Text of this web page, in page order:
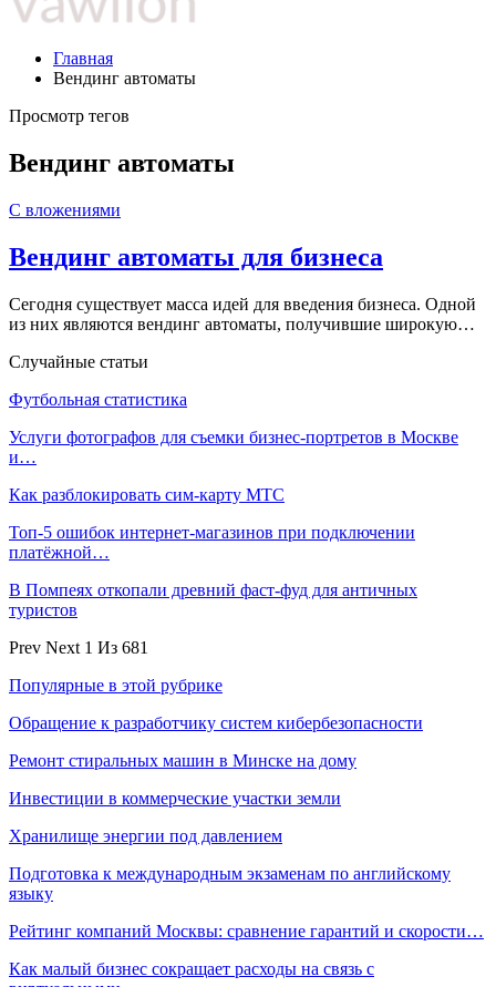
Главная
Вендинг автоматы
Просмотр тегов
Вендинг автоматы
С вложениями
Вендинг автоматы для бизнеса
Сегодня существует масса идей для введения бизнеса. Одной
из них являются вендинг автоматы, получившие широкую…
Случайные статьи
Футбольная статистика
Услуги фотографов для съемки бизнес-портретов в Москве
и…
Как разблокировать сим-карту МТС
Топ-5 ошибок интернет-магазинов при подключении
платёжной…
В Помпеях откопали древний фаст-фуд для античных
туристов
Prev Next 1 Из 681
Популярные в этой рубрике
Обращение к разработчику систем кибербезопасности
Ремонт стиральных машин в Минске на дому
Инвестиции в коммерческие участки земли
Хранилище энергии под давлением
Подготовка к международным экзаменам по английскому
языку
Рейтинг компаний Москвы: сравнение гарантий и скорости…
Как малый бизнес сокращает расходы на связь с